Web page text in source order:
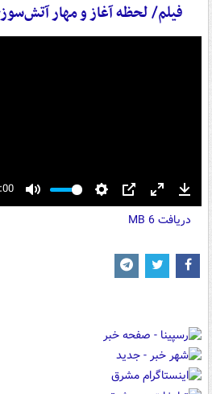
فیلم/ لحظه آغاز و مهار
Mute Settings
PIP Enter
fullscreen
دریافت6 MB